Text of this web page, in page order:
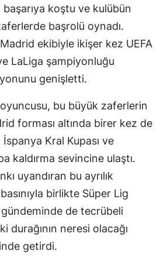
koştu ve kulübün
başrolü oynadı.
Madrid ekibiyle ikişer kez UEFA
LaLiga şampiyonluğu
genişletti.
bu büyük zaferlerin
forması altında birer kez de
İspanya Kral Kupası ve
kaldırma sevincine ulaştı.
uyandıran bu ayrılık
birlikte Süper Lig
de tecrübeli
durağının neresi olacağı
getirdi.